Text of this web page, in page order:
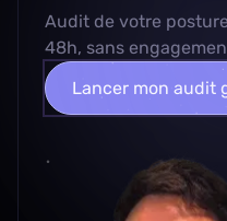
Audit de votre
48h, sans
Lancer mon audit